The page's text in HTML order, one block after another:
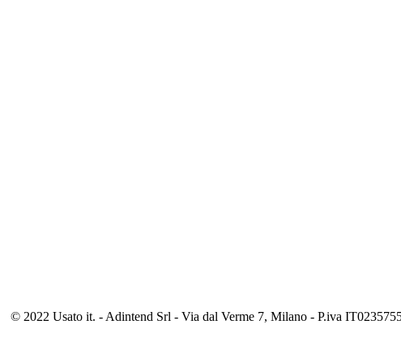
© 2022 Usato it. - Adintend Srl - Via dal Verme 7, Milano - P.iva